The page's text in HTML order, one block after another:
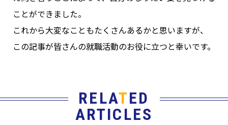
ことができました。
これから大変なこともたくさんあるかと思いますが、
この記事が皆さんの就職活動のお役に立つと幸いです。
RELATED
ARTICLES